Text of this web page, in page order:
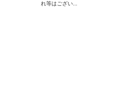
れ等はござい...